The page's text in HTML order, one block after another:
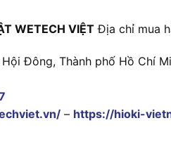
WETECH VIỆT Địa chỉ mua
Đông, Thành phố Hồ Chí
– https://hioki-